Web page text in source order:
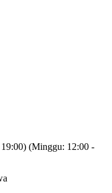
(Minggu: 12:00 -